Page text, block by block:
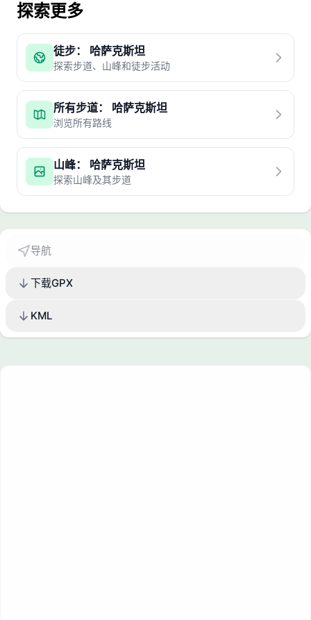
探索更多
徒步： 哈萨克斯坦
探索步道、山峰和徒步活动
所有步道： 哈萨克斯坦
浏览所有路线
山峰： 哈萨克斯坦
探索山峰及其步道
导航
下载GPX
KML